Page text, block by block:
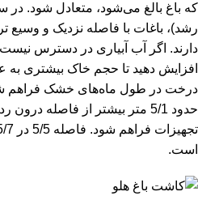
که باغ بالغ می‌شود، متعادل شود.
رشد)، باغات با فاصله نزدیک و وسیع
افزایش دهید تا حجم خاک بیشتری به
درخت در طول ماه‌های خشک فراهم
حدود 5/1 متر بیشتر از فاصله
است.